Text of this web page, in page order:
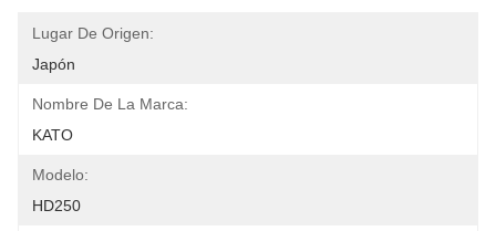
Lugar De Origen:
Japón
Nombre De La Marca:
KATO
Modelo:
HD250